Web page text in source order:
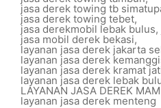
jasa derek towing tb
jasa derek towing tebet,
jasa derekmobil lebak bulus,
jasa mobil derek bekasi,
layanan jasa derek jakarta
layanan jasa derek
layanan jasa derek kramat
layanan jasa derek lebak
LAYANAN JASA DEREK
layanan jasa derek menteng